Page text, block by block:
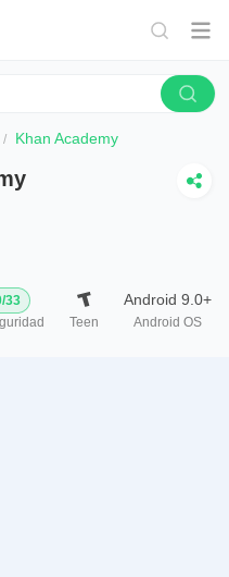
Khan Academy
/33
Teen
Android 9.0+
Android OS